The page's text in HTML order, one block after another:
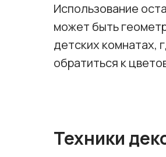
Использование
может быть
детских комнатах,
обратиться к
Техники